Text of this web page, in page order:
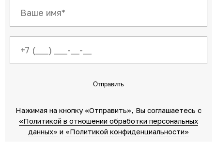
Отправить
Нажимая на кнопку «Отправить»‎, Вы соглашаетесь c
«Политикой в отношении обработки персональных
данных»‎ ‎ и «Политикой конфиденциальности»